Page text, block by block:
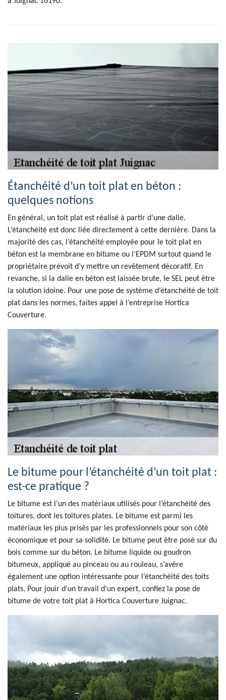
Étanchéité d’un toit plat en béton :
quelques notions
En général, un toit plat est réalisé à partir d’une dalle.
L’étanchéité est donc liée directement à cette dernière. Dans la
majorité des cas, l’étanchéité employée pour le toit plat en
béton est la membrane en bitume ou l’EPDM surtout quand le
propriétaire prévoit d’y mettre un revêtement décoratif. En
revanche, si la dalle en béton est laissée brute, le SEL peut être
la solution idoine. Pour une pose de système d’étanchéité de toit
plat dans les normes, faites appel à l’entreprise Hortica
Couverture.
Le bitume pour l’étanchéité d’un toit plat :
est-ce pratique ?
Le bitume est l’un des matériaux utilisés pour l’étanchéité des
toitures, dont les toitures plates. Le bitume est parmi les
matériaux les plus prisés par les professionnels pour son côté
économique et pour sa solidité. Le bitume peut être posé sur du
bois comme sur du béton. Le bitume liquide ou goudron
bitumeux, appliqué au pinceau ou au rouleau, s’avère
également une option intéressante pour l’étanchéité des toits
plats. Pour jouir d’un travail d’un expert, confiez la pose de
bitume de votre toit plat à Hortica Couverture Juignac.